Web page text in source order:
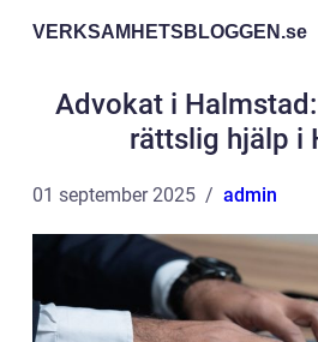
VERKSAMHETSBLOGGEN.se
Advokat i Halmstad:
rättslig hjälp i
01 september 2025 admin